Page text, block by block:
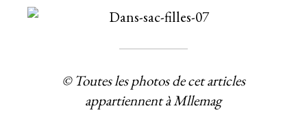
© Toutes les photos de cet articles
appartiennent à Mllemag